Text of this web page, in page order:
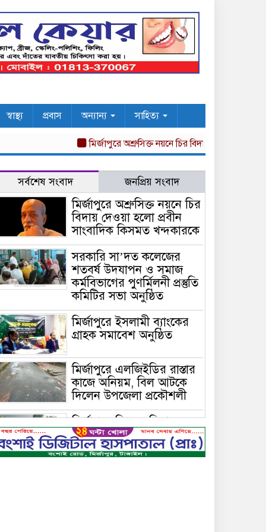
স্বাস্থ্য প্রবাস অন্যান্য সাহিত্য
মির্জাপুরে অশ্রুসিক্ত নয়নে চির বিদায় দেওয়া হলো
সর্বশেষ সংবাদ জনপ্রিয় সংবাদ
মির্জাপুরে অশ্রুসিক্ত নয়নে চির
বিদায় দেওয়া হলো প্রবীন
সাংবাদিক কিসমত খন্দকারকে
সরকারি সা’দত কলেজের
শতবর্ষ উদযাপন ও সমাজ
কর্মবিভাগের পুণর্মিলনী প্রস্তুতি
কমিটির সভা অনুষ্ঠিত
মির্জাপুরে ইসলামী ব্যাংকের
গ্রাহক সমাবেশ অনুষ্ঠিত
মির্জাপুরে এলজিইডির রাস্তার
কাজে অনিয়ম, বিল আটকে
দিলেন উপজেলা প্রকৌশলী
মির্জাপুরে বিলে অভিযান,
অবৈধ চায়না দুয়ারি জাল
ধ্বংস